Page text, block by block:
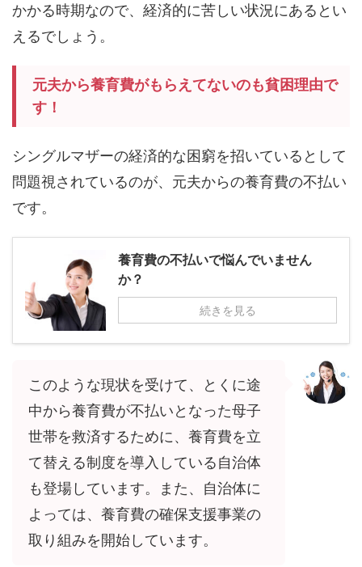
かかる時期なので、経済的に苦しい状況にあるとい
えるでしょう。
元夫から養育費がもらえてないのも貧困理由で
す！
シングルマザーの経済的な困窮を招いているとして
問題視されているのが、元夫からの養育費の不払い
です。
養育費の不払いで悩んでいません
か？
続きを見る
このような現状を受けて、とくに途
中から養育費が不払いとなった母子
世帯を救済するために、養育費を立
て替える制度を導入している自治体
も登場しています。また、自治体に
よっては、養育費の確保支援事業の
取り組みを開始しています。